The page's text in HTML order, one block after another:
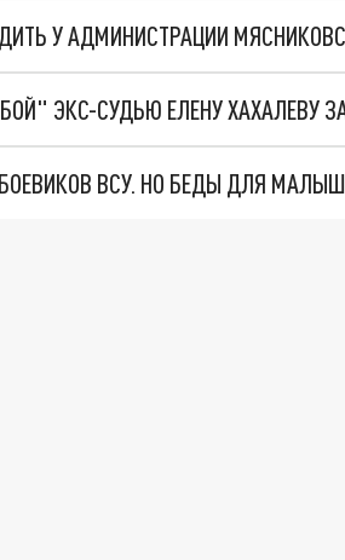
ЭКС-СУДЬЮ ЕЛЕНУ ХАХАЛЕВУ
ВСУ. НО БЕДЫ ДЛЯ